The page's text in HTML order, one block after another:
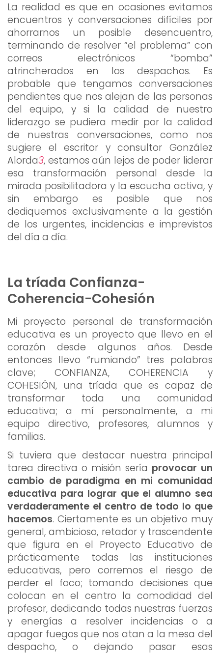
La realidad es que en ocasiones evitamos
encuentros y conversaciones difíciles por
ahorrarnos un posible desencuentro,
terminando de resolver “el problema” con
correos electrónicos “bomba”
atrincherados en los despachos. Es
probable que tengamos conversaciones
pendientes que nos alejan de las personas
del equipo, y si la calidad de nuestro
liderazgo se pudiera medir por la calidad
de nuestras conversaciones, como nos
sugiere el escritor y consultor González
Alorda3, estamos aún lejos de poder liderar
esa transformación personal desde la
mirada posibilitadora y la escucha activa, y
sin embargo es posible que nos
dediquemos exclusivamente a la gestión
de los urgentes, incidencias e imprevistos
del día a día.
La tríada Confianza-
Coherencia-Cohesión
Mi proyecto personal de transformación
educativa es un proyecto que llevo en el
corazón desde algunos años. Desde
entonces llevo “rumiando” tres palabras
clave; CONFIANZA, COHERENCIA y
COHESIÓN, una tríada que es capaz de
transformar toda una comunidad
educativa; a mí personalmente, a mi
equipo directivo, profesores, alumnos y
familias.
Si tuviera que destacar nuestra principal
tarea directiva o misión sería provocar un
cambio de paradigma en mi comunidad
educativa para lograr que el alumno sea
verdaderamente el centro de todo lo que
hacemos. Ciertamente es un objetivo muy
general, ambicioso, retador y trascendente
que figura en el Proyecto Educativo de
prácticamente todas las instituciones
educativas, pero corremos el riesgo de
perder el foco; tomando decisiones que
colocan en el centro la comodidad del
profesor, dedicando todas nuestras fuerzas
y energías a resolver incidencias o a
apagar fuegos que nos atan a la mesa del
despacho, o dejando pasar esas